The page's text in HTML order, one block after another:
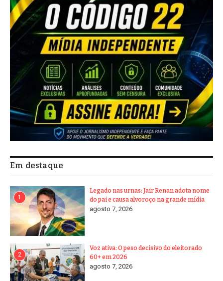
Em destaque
1
Legado nas urnas: Jair Renan adota nome
do pai e causa alvoroço na grande mídia
agosto 7, 2026
2
Voz ativa: O peso decisivo do eleitorado
60+ em 2026
agosto 7, 2026